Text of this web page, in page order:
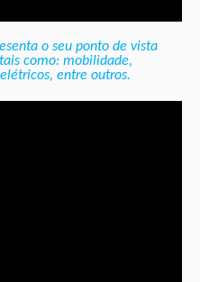
o seu ponto de vista
como: mobilidade,
entre outros.